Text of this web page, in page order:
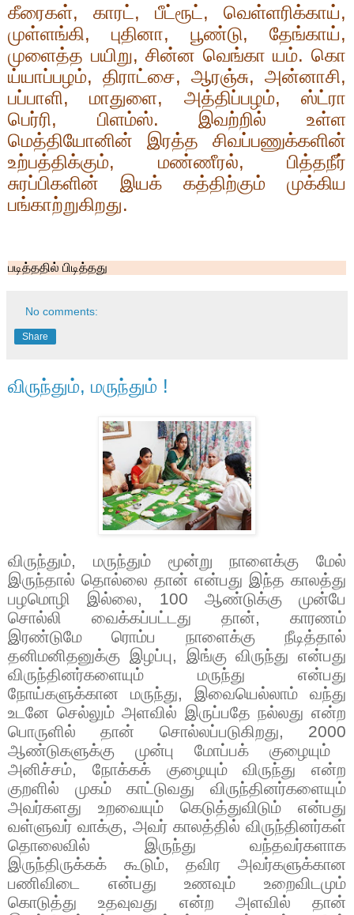
கீரைகள், காரட் , பீட்ரூட் , வெள்ளரிக்காய்,
முள்ளங்கி, புதினா, பூண்டு, தேங்காய்,
முளைத்த பயிறு,சின்ன வெங்கா யம். கொ
ய்யாப்பழம், திராட்சை, ஆரஞ்சு, அன்னாசி,
பப்பாளி,மாதுளை, அத்திப்பழம்,ஸ்ட்ரா
பெர்ரி, பிளம்ஸ். இவற்றில் உள்ள
மெத்தியோனின் இரத்த சிவப்பணுக்களின்
உற்பத்திக்கும், மண்ணீரல், பித்தநீர்
சுரப்பிகளின் இயக் கத்திற்கும் முக்கிய
பங்காற்றுகிறது.
படித்ததில் பிடித்தது
No comments:
Share
விருந்தும், மருந்தும் !
விருந்தும், மருந்தும் மூன்று நாளைக்கு மேல்
இருந்தால் தொல்லை தான் என்பது இந்த காலத்து
பழமொழி இல்லை, 100 ஆண்டுக்கு முன்பே
சொல்லி வைக்கப்பட்டது தான், காரணம்
இரண்டுமே ரொம்ப நாளைக்கு நீடித்தால்
தனிமனிதனுக்கு இழப்பு, இங்கு விருந்து என்பது
விருந்தினர்களையும் மருந்து என்பது
நோய்களுக்கான மருந்து, இவையெல்லாம் வந்து
உடனே செல்லும் அளவில் இருப்பதே நல்லது என்ற
பொருளில் தான் சொல்லப்படுகிறது, 2000
ஆண்டுகளுக்கு முன்பு மோப்பக் குழையும்
அனிச்சம், நோக்கக் குழையும் விருந்து என்ற
குறளில் முகம் காட்டுவது விருந்தினர்களையும்
அவர்களது உறவையும் கெடுத்துவிடும் என்பது
வள்ளுவர் வாக்கு, அவர் காலத்தில் விருந்தினர்கள்
தொலைவில் இருந்து வந்தவர்களாக
இருந்திருக்கக் கூடும்,தவிர அவர்களுக்கான
பணிவிடை என்பது உணவும் உறைவிடமும்
கொடுத்து உதவுவது என்ற அளவில் தான்